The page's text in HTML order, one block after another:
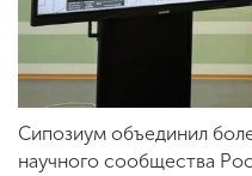
Сипозиум объединил
научного сообщества